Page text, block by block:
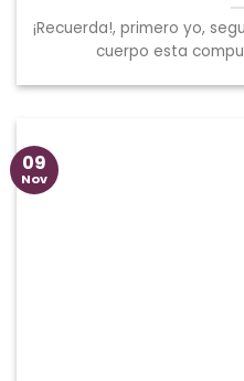
¡Recuerda!, primero yo,
cuerpo esta
09
Nov